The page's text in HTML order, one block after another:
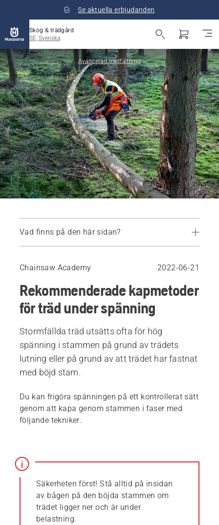
Se aktuella erbjudanden
Skog & trädgård
SE, Svenska
Avancerad trädfällning
Vad finns på den här sidan?
Chainsaw Academy 2022-06-21
Rekommenderade kapmetoder
för träd under spänning
Stormfällda träd utsätts ofta för hög
spänning i stammen på grund av trädets
lutning eller på grund av att trädet har fastnat
med böjd stam.
Du kan frigöra spänningen på ett kontrollerat sätt
genom att kapa genom stammen i faser med
följande tekniker.
Säkerheten först! Stå alltid på insidan
av bågen på den böjda stammen om
trädet ligger ner och är under
belastning.